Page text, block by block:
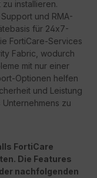
installieren.
und RMA-
für 24x7-
FortiCare-Services
Fabric, wodurch
mit nur einer
Optionen helfen
und Leistung
zu
FortiCare
Die Features
nachfolgenden